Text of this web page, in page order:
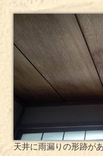
天井に雨漏りの形跡が